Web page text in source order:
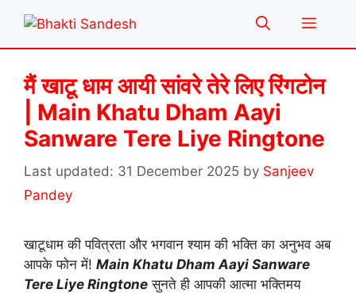
content
Menu
मैं खाटू धाम आयी सांवरे तेरे लिए रिंगटोन
| Main Khatu Dham Aayi
Sanware Tere Liye Ringtone
31 December 2025 by Sanjeev
Pandey
खाटूधाम की पवित्रता और भगवान श्याम की भक्ति का अनुभव अब
आपके फोन में! Main Khatu Dham Aayi Sanware
Tere Liye Ringtone सुनते ही आपकी आत्मा भक्तिमय